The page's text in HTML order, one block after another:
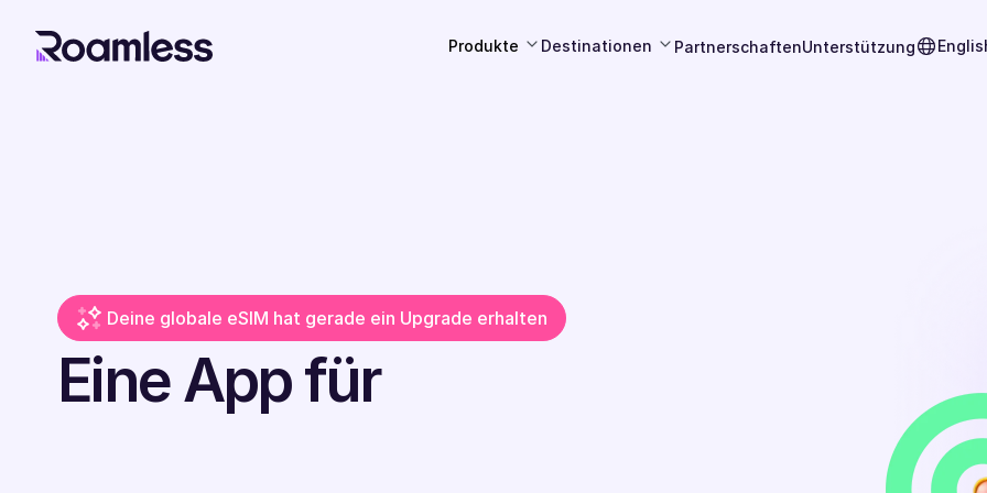
Produkte Destinationen PartnerschaftenUnterstützung
Deine globale eSIM hat gerade ein Upgrade erhalten
Eine App für